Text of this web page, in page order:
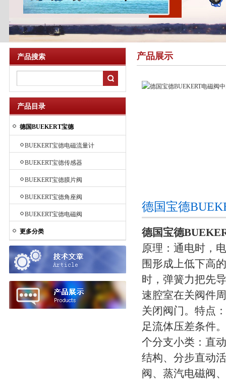
产品搜索
产品目录
德国BUEKERT宝德
BUEKERT宝德电磁流量计
BUEKERT宝德传感器
BUEKERT宝德膜片阀
BUEKERT宝德角座阀
BUEKERT宝德电磁阀
更多分类
产品展示
德国宝德
德国宝德
原理：通电时，
围形成上低下高
时，弹簧力把先
速腔室在关阀件
关闭阀门。特点
足流体压差条件
个分支小类：直
结构、分步直动
阀、蒸汽电磁阀